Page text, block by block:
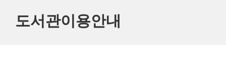
도서관이용안내